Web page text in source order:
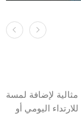
عصرية وأنيقة بوزن 1.20 جرام، مثالية لإضافة لمسة
اليومي أو